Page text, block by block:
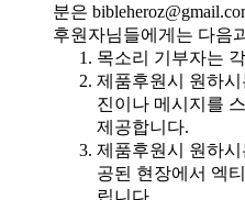
분은
후원자님들에게는 다음
목소리 기부자는
제품후원시 원하
진이나 메시지를
제공합니다.
제품후원시 원하
공된 현장에서 엑
립니다.